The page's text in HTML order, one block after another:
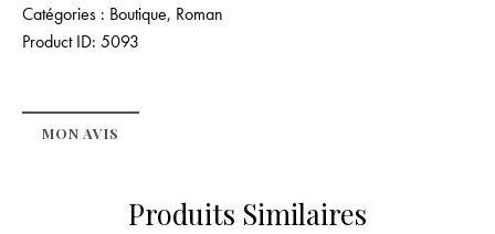
Catégories : Boutique, Roman
Product ID: 5093
MON AVIS
Produits Similaires